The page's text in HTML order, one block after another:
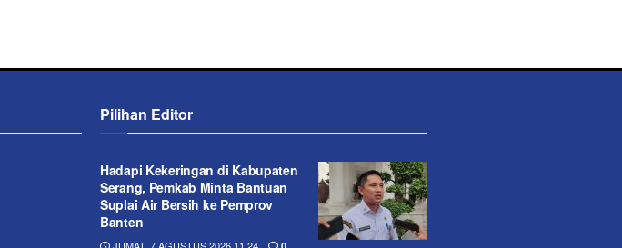
Pilihan Editor
Hadapi Kekeringan di Kabupaten
Serang, Pemkab Minta Bantuan
Suplai Air Bersih ke Pemprov
Banten
JUMAT, 7 AGUSTUS 2026 11:24